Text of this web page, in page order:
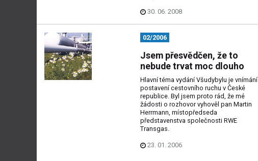
30. 06. 2008
02/2006
Jsem přesvědčen, že to
nebude trvat moc dlouho
Hlavní téma vydání Všudybylu je vnímání
postavení cestovního ruchu v České
republice. Byl jsem proto rád, že mé
žádosti o rozhovor vyhověl pan Martin
Herrmann, místopředseda
představenstva společnosti RWE
Transgas.
23. 01. 2006